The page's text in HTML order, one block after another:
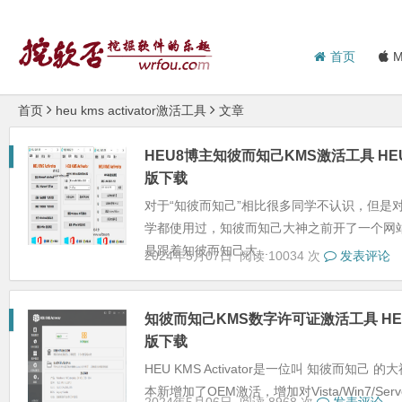
首页
首页 heu kms activator激活工具 文章
HEU8博主知彼而知己KMS激活工具
版下载
对于“知彼而知己”相比很多同学不认识，但是
学都使用过，知彼而知己大神之前开了一个
是跟着知彼而知己大...
2024年5月07日 阅读 10034 次 发表评论
知彼而知己KMS数字许可证激活工具
版下载
HEU KMS Activator是一位叫 知彼而知己 的
本新增加了OEM激活，增加对Vista/Win7/